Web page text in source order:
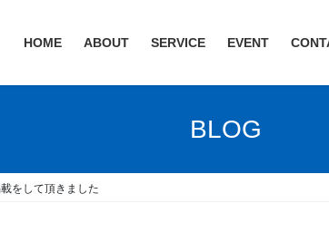
HOME ABOUT SERVICE EVENT
BLOG
をして頂きました